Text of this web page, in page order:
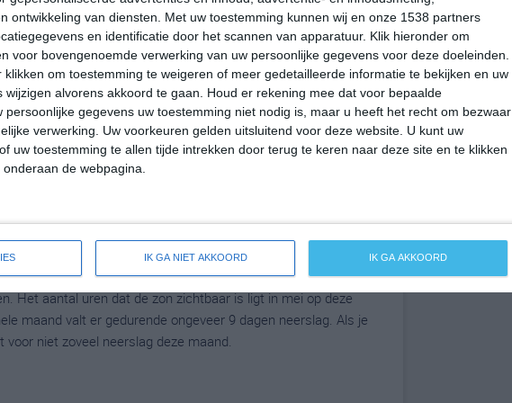
ontwikkeling van diensten.
Met uw toestemming kunnen wij en onze 1538 partners
en identificatie door het scannen van apparatuur. Klik hieronder om
voor bovengenoemde verwerking van uw persoonlijke gegevens voor deze doeleinden.
klikken om toestemming te weigeren of meer gedetailleerde informatie te bekijken en uw
alvorens akkoord te gaan.
Houd er rekening mee dat voor bepaalde
persoonlijke gegevens uw toestemming niet nodig is, maar u heeft het recht om bezwaar
verwerking. Uw voorkeuren gelden uitsluitend voor deze website. U kunt uw
uw toestemming te allen tijde intrekken door terug te keren naar deze site en te klikken
de webpagina.
IK GA NIET AKKOORD IK GA AKKOORD
Het aantal uren dat de zon zichtbaar is ligt in maart op
hele maand valt er gedurende ongeveer 9 dagen neerslag. Als
voor niet zoveel neerslag deze maand.
in Aspen rond de 6 graden Celsius. De gemiddelde
Het aantal uren dat de zon zichtbaar is ligt in april op deze
maand valt er gedurende ongeveer 8 dagen neerslag. Als je
niet zoveel neerslag deze maand.
in Aspen rond de 13 graden Celsius. De gemiddelde
Het aantal uren dat de zon zichtbaar is ligt in mei op deze
maand valt er gedurende ongeveer 9 dagen neerslag. Als je
niet zoveel neerslag deze maand.